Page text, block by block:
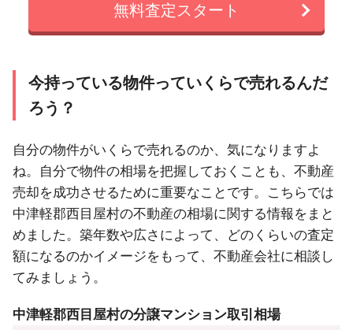
無料査定スタート
今持っている物件っていくらで売れるんだ
ろう？
自分の物件がいくらで売れるのか、気になりますよ
ね。自分で物件の相場を把握しておくことも、不動産
売却を成功させるために重要なことです。こちらでは
中津軽郡西目屋村の不動産の相場に関する情報をまと
めました。築年数や広さによって、どのくらいの査定
額になるのかイメージをもって、不動産会社に相談し
てみましょう。
中津軽郡西目屋村の分譲マンション取引相場